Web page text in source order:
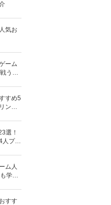
気お
ーム
う格
すめ5
ンガ
選！
人プレ
ム人
学べ
すす